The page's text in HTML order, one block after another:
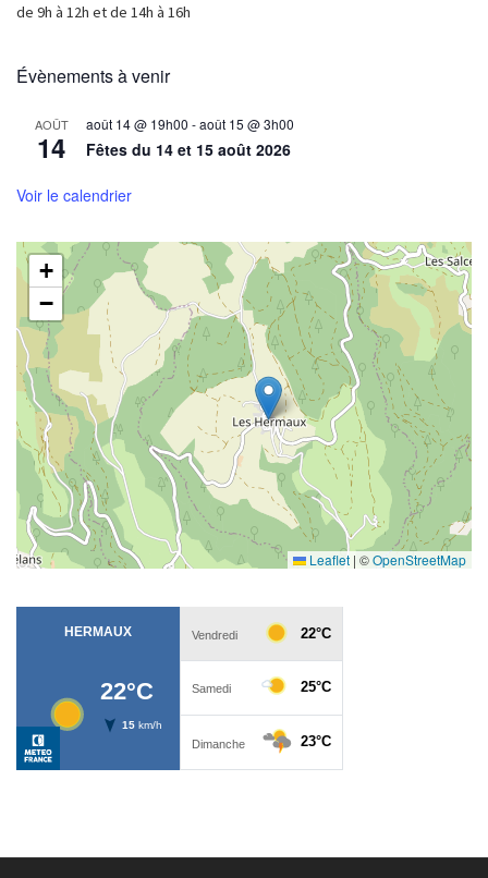
de 9h à 12h et de 14h à 16h
Évènements à venir
AOÛT
14
août 14 @ 19h00 -août 15 @ 3h00
Fêtes du 14 et 15 août 2026
Voir le calendrier
+
−
Leaflet | ©OpenStreetMap